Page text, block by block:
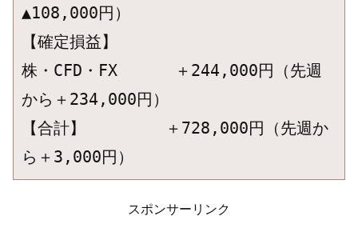
▲108,000円）
【確定損益】
株・CFD・FX　　　 ＋244,000円（先週
から＋234,000円）
【合計】　　　　　＋728,000円（先週か
ら＋3,000円）
スポンサーリンク